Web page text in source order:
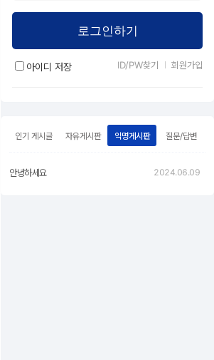
로그인하기
아이디 저장 ID/PW찾기 회원가입
인기 게시글 자유게시판 익명게시판 질문/답변
안녕하세요 2024.06.09